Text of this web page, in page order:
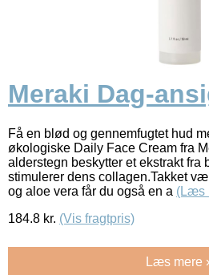
Meraki Dag-
Få en blød og gennemfugtet hud
økologiske Daily Face Cream fra
alderstegn beskytter et ekstrakt fra
stimulerer dens collagen.Takket
og aloe vera får du også en a (Læs
184.8 kr. (Vis fragtpris)
Læs mere